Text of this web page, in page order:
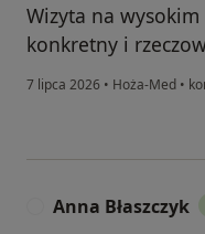
Wizyta na
konkretny i
7 lipca 2026 • Hoża-Med •
Anna Błaszczyk